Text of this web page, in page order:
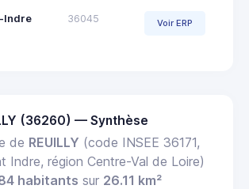
Indre 36045 Voir ERP
(36260) — Synthèse
de REUILLY (code INSEE 36171,
Indre, région Centre-Val de Loire)
habitants sur 26.11 km²